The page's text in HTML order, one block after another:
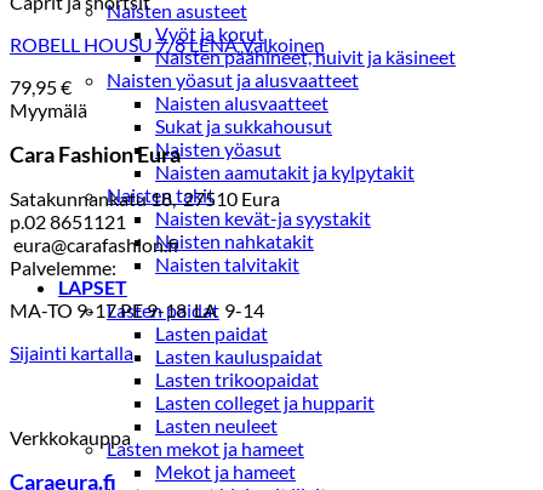
Naisten asusteet
Vyöt ja korut
Naisten päähineet, huivit ja käsineet
Naisten yöasut ja alusvaatteet
Naisten alusvaatteet
Sukat ja sukkahousut
Naisten yöasut
Naisten aamutakit ja kylpytakit
Naisten takit
Naisten kevät-ja syystakit
Naisten nahkatakit
Naisten talvitakit
LAPSET
Lasten paidat
Lasten paidat
Lasten kauluspaidat
Lasten trikoopaidat
Lasten colleget ja hupparit
Lasten neuleet
Lasten mekot ja hameet
Mekot ja hameet
ROBELL HOUSU 7/8 LENA Valkoinen
79,95€
Myymälä
Cara Fashion Eura
Satakunnankatu 18, 27510 Eura
p.02 8651121
eura@carafashion.fi
Palvelemme:
MA-TO 9-17 PE 9-18 LA 9-14
Sijainti kartalla
Verkkokauppa
Caraeura.fi